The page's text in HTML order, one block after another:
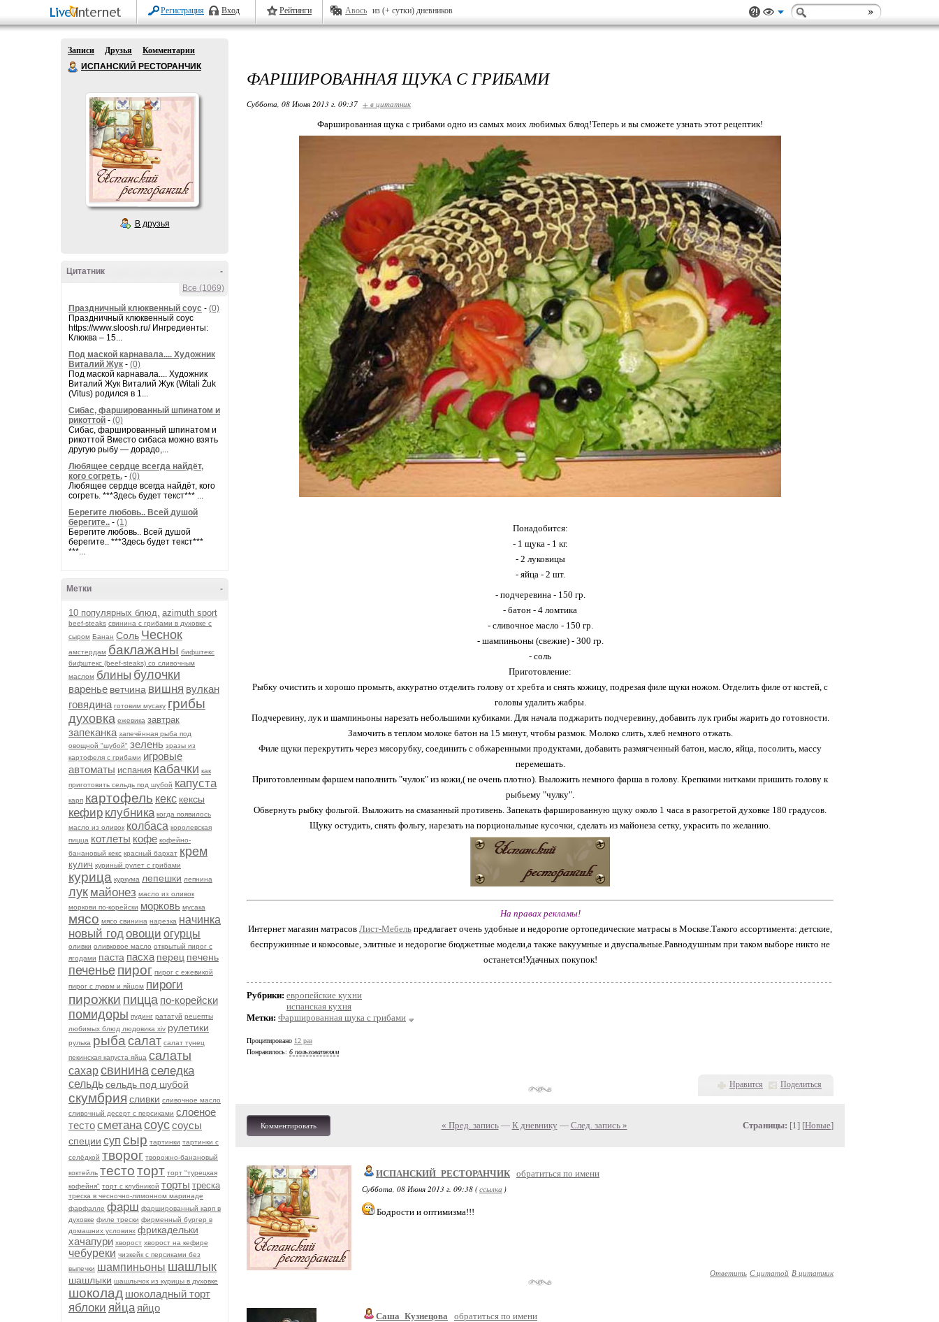
Регистрация Вход Рейтинги Авось из (+ сутки) дневников
Записи Друзья
Комментарии
ИСПАНСКИЙ РЕСТОРАНЧИК
В друзья
-
Цитатник
Все (1069)
Праздничный клюквенный соус - (0)
Праздничный клюквенный соус
https://www.sloosh.ru/ Ингредиенты:
Клюква – 15...
Под маской карнавала.... Художник
Виталий Жук - (0)
Под маской карнавала.... Художник
Виталий Жук Виталий Жук (Witali Żuk
(Vitus) родился в 1...
Сибас, фаршированный шпинатом и
рикоттой - (0)
Сибас, фаршированный шпинатом и
рикоттой Вместо сибаса можно взять
другую рыбу — дорадо,...
Любящее сердце всегда найдёт,
кого согреть. - (0)
Любящее сердце всегда найдёт, кого
согреть. ***Здесь будет текст*** ...
Берегите любовь.. Всей душой
берегите.. - (1)
Берегите любовь.. Всей душой
берегите.. ***Здесь будет текст***
***...
-
Метки
10 популярных блюд. azimuth sport
beef-stеаks cвинина с грибами в духовке с
сыром Банан Соль Чеснок
амстердам баклажаны бифштекс
бифштекс (beef-stеаks) со сливочным
маслом блины булочки
варенье ветчина вишня вулкан
говядина готовим мусаку грибы
духовка ежевика завтрак
запеканка запечённая рыба под
овощной "шубой" зелень зразы из
картофеля с грибами игровые
автоматы испания кабачки как
приготовить сельдь под шубой капуста
карп картофель кекс кексы
кефир клубника когда появилось
масло из оливок колбаса королевская
пицца котлеты кофе кофейно-
банановый кекс красный бархат крем
кулич куриный рулет с грибами
курица куркума лепешки лепнина
лук майонез масло из оливок
моркови по-корейски морковь мусака
мясо мясо свинина нарезка начинка
новый годовощи огурцы
оливки оливковое масло открытый пирог с
ягодами паста пасха перец печень
печенье пирог пирог с ежевикой
пирог с луком и яйцом пироги
пирожки пицца по-корейски
помидоры пудинг рататуй рецепты
любимых блюд людовика xiv рулетики
рулька рыба салат салат тунец
пекинская капуста яйца салаты
сахарсвининаселедка
сельдьсельдь под шубой
скумбрия сливки сливочное масло
сливочный десерт с персиками слоеное
тестосметанасоуссоусы
специи суп сыр тартинки тартинки с
селёдкой творог творожно-банановый
коктейль тестоторт торт "турецкая
кофейня" торт с клубникой торты треска
треска в чесночно-лимонном маринаде
фарфалле фарш фаршированный карп в
духовке филе трески фирменный бургер в
домашних условиях фрикадельки
хачапури хворост хворост на кефире
чебуреки чизкейк с персиками без
выпечки шампиньоны шашлык
шашлыки шашлычок из курицы в духовке
шоколад шоколадный торт
яблоки яйца яйцо
ФАРШИРОВАННАЯ ЩУКА С ГРИБАМИ
Суббота, 08 Июня 2013 г. 09:37 + в цитатник
Фаршированная щука с грибами одно из самых моих любимых блюд!Теперь и вы сможете узнать этот рецептик!
Понадобится:
- 1 щука - 1 кг.
- 2 луковицы
- яйца - 2 шт.
- подчеревина - 150 гр.
- батон - 4 ломтика
- сливочное масло - 150 гр.
- шампиньоны (свежие) - 300 гр.
- соль
Приготовление:
Рыбку очистить и хорошо промыть, аккуратно отделить голову от хребта и снять кожицу, подрезая филе щуки ножом. Отделить филе от костей, с
головы удалить жабры.
Подчеревину, лук и шампиньоны нарезать небольшими кубиками. Для начала поджарить подчеревину, добавить лук грибы жарить до готовности.
Замочить в теплом молоке батон на 15 минут, чтобы размок. Молоко слить, хлеб немного отжать.
Филе щуки перекрутить через мясорубку, соединить с обжаренными продуктами, добавить размягченный батон, масло, яйца, посолить, массу
перемешать.
Приготовленным фаршем наполнить "чулок" из кожи,( не очень плотно). Выложить немного фарша в голову. Крепкими нитками пришить голову к
рыбьему "чулку".
Обвернуть рыбку фольгой. Выложить на смазанный противень. Запекать фаршированную щуку около 1 часа в разогретой духовке 180 градусов.
Щуку остудить, снять фольгу, нарезать на порциональные кусочки, сделать из майонеза сетку, украсить по желанию.
На правах рекламы!
Интернет магазин матрасов Лист-Мебель предлагает очень удобные и недорогие ортопедические матрасы в Москве.Такого ассортимента: детские,
беспружинные и кокосовые, элитные и недорогие бюджетные модели,а также вакуумные и двуспальные.Равнодушным при таком выборе никто не
останется!Удачных покупок!
Рубрики: европейские кухни
испанская кухня
Метки: Фаршированная щука с грибами
Процитировано 12 раз
Понравилось: 6 пользователям
Нравится Поделиться
Комментировать « Пред. запись— К дневнику — След. запись » Страницы: [1] [Новые]
ИСПАНСКИЙ_РЕСТОРАНЧИК обратиться по имени
Суббота, 08 Июня 2013 г. 09:38 (ссылка )
Бодрости и оптимизма!!!
Ответить С цитатой В цитатник
Саша_Кузнецова
обратиться по имени